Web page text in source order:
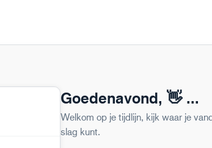
Goedenavond, 👋 ...
Welkom op je tijdlijn, kijk waar je
slag kunt.